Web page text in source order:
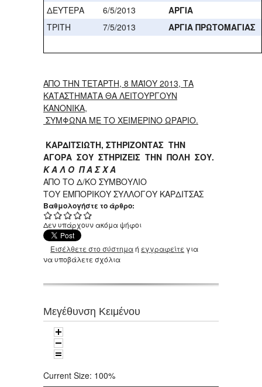
ΔΕΥΤΕΡΑ
6/5/2013
ΑΡΓΙΑ
ΤΡΙΤΗ
7/5/2013 ΑΡΓΙΑ ΠΡΩΤΟΜΑΓΙΑΣ
ΑΠΟ ΤΗΝ ΤΕΤΑΡΤΗ, 8 ΜΑΪΟΥ 2013, ΤΑ
ΚΑΤΑΣΤΗΜΑΤΑ ΘΑ ΛΕΙΤΟΥΡΓΟΥΝ
ΚΑΝΟΝΙΚΑ,
ΣΥΜΦΩΝΑ ΜΕ ΤΟ ΧΕΙΜΕΡΙΝΟ ΩΡΑΡΙΟ.
ΚΑΡΔΙΤΣΙΩΤΗ, ΣΤΗΡΙΖΟΝΤΑΣ ΤΗΝ
ΑΓΟΡΑ ΣΟΥ ΣΤΗΡΙΖΕΙΣ ΤΗΝ ΠΟΛΗ ΣΟΥ.
Κ Α Λ Ο Π Α Σ Χ Α
ΑΠΟ ΤΟ Δ/ΚΟ ΣΥΜΒΟΥΛΙΟ
ΤΟΥ ΕΜΠΟΡΙΚΟΥ ΣΥΛΛΟΓΟΥ ΚΑΡΔΙΤΣΑΣ
Βαθμολογήστε το άρθρο:
Δεν υπάρχουν ακόμα ψήφοι
Εισέλθετε στο σύστημαή εγγραφείτε για
να υποβάλετε σχόλια
Μεγέθυνση Κειμένου
Current Size: 100%